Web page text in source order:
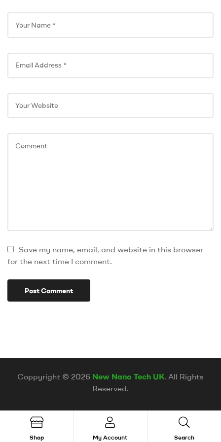
Save my name, email, and website in this browser
for the next time I comment.
Coppyright © 2026 New Nano Tech UK. All Rights
Reserved.
Shop My Account Search